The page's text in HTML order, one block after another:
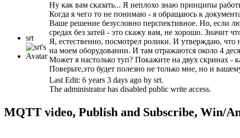
srt
Ну как вам сказать... Я неплохо знаю принципы
Когда я чего то не понимаю - я обращаюсь к
Ваше решение безусловно перспективное. Но, если
средах без затей - это скажу вам, не хорошо. Значит
Я, естественно, посмотрел ролики. И утверждаю,
на моем оборудовании. И там отражаются около 4
Может я настолько туп? Покажите на двух скринах -
Поверьте,это будет полезно не только мне, но и
Last Edit: 6 years 3 days ago by srt.
The administrator has disabled public write access.
MQTT video, Publish and Subscribe, Win/